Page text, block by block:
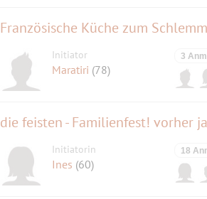
Französische Küche zum
Initiator
Maratiri (78)
3
die feisten - Familienfest! vorher
Initiatorin
Ines (60)
18